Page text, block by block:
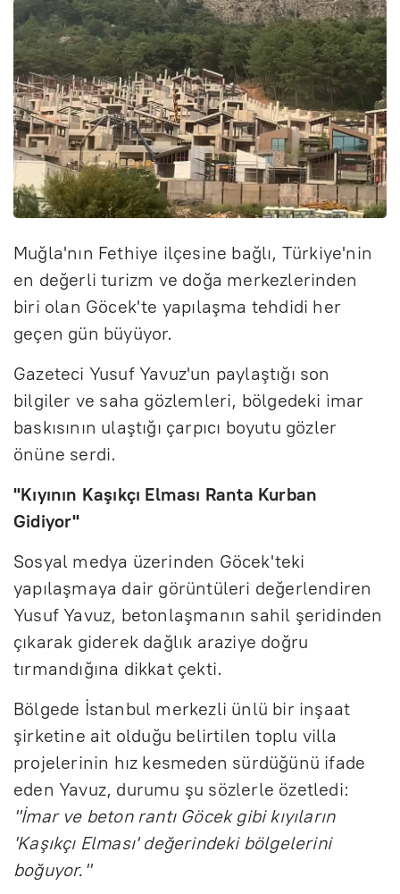
Muğla'nın Fethiye ilçesine bağlı, Türkiye'nin
en değerli turizm ve doğa merkezlerinden
biri olan Göcek'te yapılaşma tehdidi her
geçen gün büyüyor.
Gazeteci Yusuf Yavuz'un paylaştığı son
bilgiler ve saha gözlemleri, bölgedeki imar
baskısının ulaştığı çarpıcı boyutu gözler
önüne serdi.
"Kıyının Kaşıkçı Elması Ranta Kurban
Gidiyor"
Sosyal medya üzerinden Göcek'teki
yapılaşmaya dair görüntüleri değerlendiren
Yusuf Yavuz, betonlaşmanın sahil şeridinden
çıkarak giderek dağlık araziye doğru
tırmandığına dikkat çekti.
Bölgede İstanbul merkezli ünlü bir inşaat
şirketine ait olduğu belirtilen toplu villa
projelerinin hız kesmeden sürdüğünü ifade
eden Yavuz, durumu şu sözlerle özetledi:
"İmar ve beton rantı Göcek gibi kıyıların
'Kaşıkçı Elması' değerindeki bölgelerini
boğuyor."